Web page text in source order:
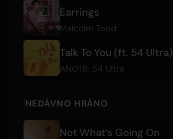
Earrings
Malcolm Todd
Talk To You (ft. 54 Ultra)
ANOTR 54 Ultra
NEDÁVNO HRÁNO
Not What’s Going On